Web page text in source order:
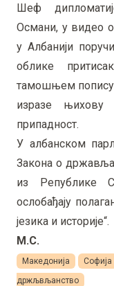
Шеф
Османи, у видео
у Албанији
облике
тамошњем попису
изразе њихову
припадност.
У албанском
Закона о
из Републике
ослобађају
језика и историје“.
М.С.
Македонија Софија
држљвљанство